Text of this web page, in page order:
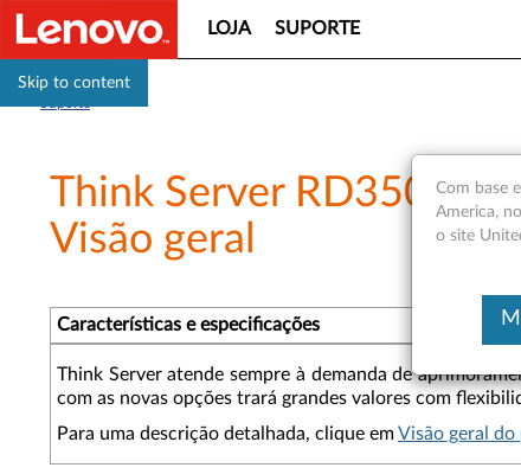
Skip to content
LOJA SUPORTE
Think Server RD350,
Visão geral
Características e especificações
Think Server atende sempre à demanda de
com as novas opções trará grandes valores com
Para uma descrição detalhada, clique emVisão geral
Com base
America,
o site